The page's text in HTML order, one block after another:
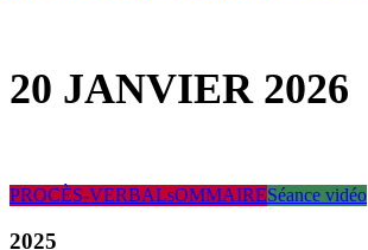
20 JANVIER 2026
PROCÈS-VERBALsOMMAIRESéance vidéo
2025